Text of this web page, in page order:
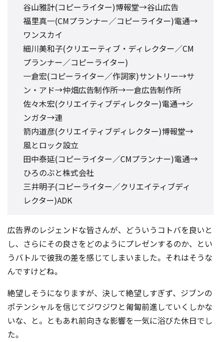
谷山雅計(コピーライター)博報堂→谷山広告
福里真一(CMプランナー／コピーライター)電通→
ワンスカイ
細川美和子(クリエーティブ・ディレクター／CM
プランナー／コピーライター)
一倉宏(コピーライター／作詞家)サントリー→サ
ン・アド→仲畑広告制作所→一倉広告制作所
佐々木宏(クリエイティブディレクター)電通→シ
ンガタ→連
箭内道彦(クリエイティブディレクター)博報堂→
風とロック設立
田中泰延(コピーライター／CMプランナー)電通→
ひろのぶと株式会社
三井明子(コピーライター／クリエイティブディ
レクター)ADK
広告界のレジェンドな皆さんが、どういうコトバを良いと
し、さらにその良さをどのようにプレゼンするのか、とい
うバトルで彼我の差を感じてしまいました。それはそうな
んですけどね。
絶望しそうになりますが、決して絶望しすぎず、ジブンの
ポテンシャルを信じてジワジワと匍匐前進していくしかな
いな、と。ともあれ前向きな影響を一気に浴びた休日でし
た。